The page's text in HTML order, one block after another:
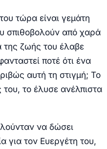
τώρα είναι γεμάτη
σπιθοβολούν από χαρά
ζωής του έλαβε
ποτέ ότι ένα
αυτή τη στιγμή; Το
το έλυσε ανέλπιστα
να δώσει
για τον Ευεργέτη του,